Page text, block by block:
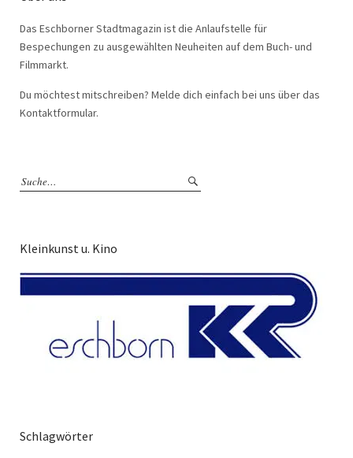
Das Eschborner Stadtmagazin ist die Anlaufstelle für
Bespechungen zu ausgewählten Neuheiten auf dem Buch- und
Filmmarkt.
Du möchtest mitschreiben? Melde dich einfach bei uns über das
Kontaktformular.
Kleinkunst u. Kino
Schlagwörter